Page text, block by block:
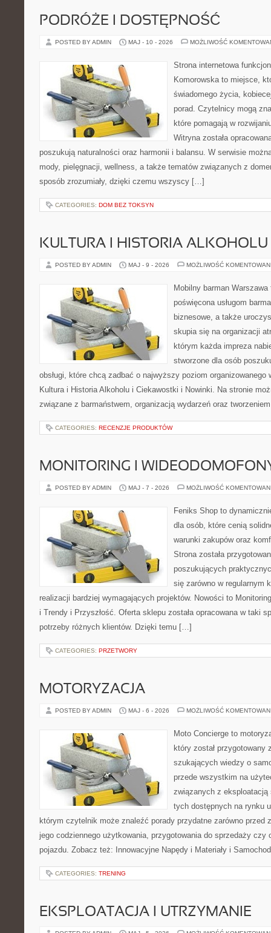
PODRÓŻE I DOSTĘPNOŚĆ
POSTED BY ADMIN MAJ - 10 - 2026 MOŻLIWOŚĆ
Strona internetowa
Komorowska to miejsce,
świadomego życia,
porad. Czytelnicy mogą
które pomagają w
Witryna została
poszukują naturalności oraz harmonii i balansu. W serwisie
mody, pielęgnacji, wellness, a także tematów związanych z
sposób zrozumiały, dzięki czemu wszyscy […]
CATEGORIES: DOM BEZ TOKSYN
KULTURA I HISTORIA ALKOHOLU
POSTED BY ADMIN MAJ - 9 - 2026 MOŻLIWOŚĆ
Mobilny barman
poświęcona usługom
biznesowe, a także
skupia się na organizacji
którym każda impreza
stworzone dla osób
obsługi, które chcą zadbać o najwyższy poziom organizowanego
Kultura i Historia Alkoholu i Ciekawostki i Nowinki. Na stronie
związane z barmaństwem, organizacją wydarzeń oraz
CATEGORIES: RECENZJE PRODUKTÓW
MONITORING I
POSTED BY ADMIN MAJ - 7 - 2026 MOŻLIWOŚĆ
Feniks Shop to
dla osób, które cenią
warunki zakupów oraz
Strona została
poszukujących
się zarówno w regularnym
realizacji bardziej wymagających projektów. Nowości to
i Trendy i Przyszłość. Oferta sklepu została opracowana w taki
potrzeby różnych klientów. Dzięki temu […]
CATEGORIES: PRZETWORY
MOTORYZACJA
POSTED BY ADMIN MAJ - 6 - 2026 MOŻLIWOŚĆ
Moto Concierge to
który został przygotowany
szukających wiedzy o
przede wszystkim na
związanych z eksploatacją
tych dostępnych na rynku
którym czytelnik może znaleźć porady przydatne zarówno przed
jego codziennego użytkowania, przygotowania do sprzedaży czy
pojazdu. Zobacz też: Innowacyjne Napędy i Materiały i
CATEGORIES: TRENING
EKSPLOATACJA I UTRZYMANIE